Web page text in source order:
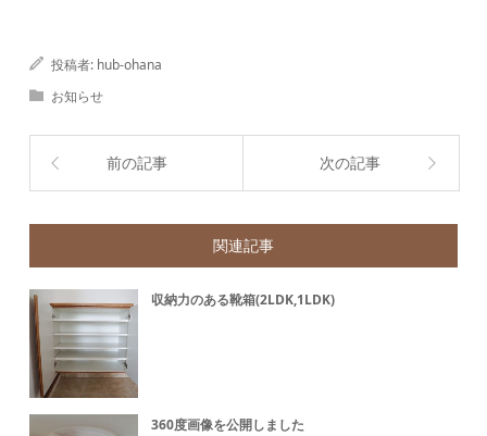
投稿者: hub-ohana
お知らせ
前の記事 次の記事
関連記事
収納力のある靴箱(2LDK,1LDK)
360度画像を公開しました